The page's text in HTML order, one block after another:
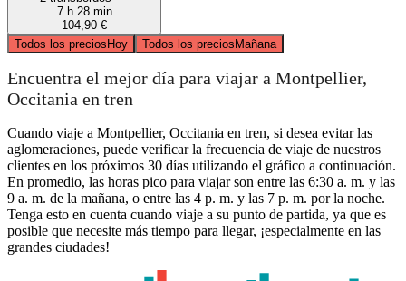
7 h 28 min
104,90 €
Todos los preciosHoy Todos los preciosMañana
Encuentra el mejor día para viajar a Montpellier,
Occitania en tren
Cuando viaje a Montpellier, Occitania en tren, si desea evitar las
aglomeraciones, puede verificar la frecuencia de viaje de nuestros
clientes en los próximos 30 días utilizando el gráfico a continuación.
En promedio, las horas pico para viajar son entre las 6:30 a. m. y las
9 a. m. de la mañana, o entre las 4 p. m. y las 7 p. m. por la noche.
Tenga esto en cuenta cuando viaje a su punto de partida, ya que es
posible que necesite más tiempo para llegar, ¡especialmente en las
grandes ciudades!